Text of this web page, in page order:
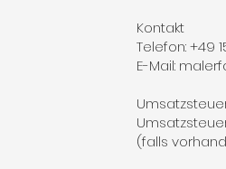
Kontakt
Telefon: +49
E-Mail:
(falls